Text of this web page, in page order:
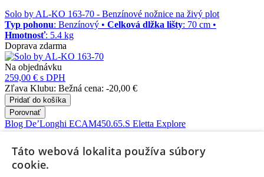
Solo by AL-KO 163-70 - Benzínové nožnice na živý plot
Typ pohonu: Benzínový • Celková dlžka lišty: 70 cm •
Hmotnosť: 5.4 kg
Doprava zdarma
Na objednávku
259,00 € s DPH
Zľava Klubu: Bežná cena: -20,00 €
Pridať do košíka
Porovnať
Blog De’Longhi ECAM450.65.S Eletta Explore
De'Longhi ponúka viac ako 50 nápojov.
Táto webová lokalita používa súbory
cookie.